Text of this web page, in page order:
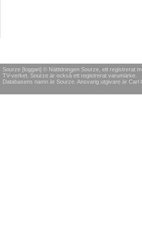
Sourze [loggan] © Nättidningen Sourze, ett registrerat
TV-verket. Sourze är också ett registrerat varumärke.
Databasens namn är Sourze. Ansvarig utgivare är Carl